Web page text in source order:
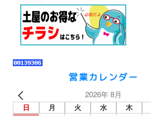
営業カレンダー
2026年 8月
日 月 火 水 木